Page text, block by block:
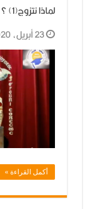
لماذا نتزوج(1) ؟ – لماذا يجلب الله الإنسان بين خلال التزاوج من أبوين ؟
23 أبريل، 2020
أكمل القراءة »